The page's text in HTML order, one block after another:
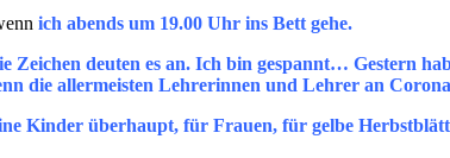
ich abends um 19.00 Uhr ins Bett gehe.
deuten es an. Ich bin gespannt… Gestern
die allermeisten Lehrerinnen und Lehrer an
Kinder überhaupt, für Frauen, für gelbe